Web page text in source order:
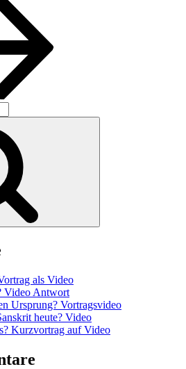
als Video
Video Antwort
Ursprung? Vortragsvideo
heute? Video
Kurzvortrag auf Video